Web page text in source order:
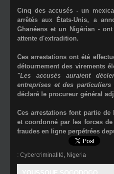
Cinq des accusés - un
arrêtés aux États-Unis, a
Ghanéens et un Nigérian -
attente d'extradition.
Ces arrestations ont été
détournement des virements
"Les accusés auraient
entreprises et des
déclaré le procureur général
Ces arrestations font partie de
et coordonné par les forces
fraudes en ligne perpétrées
: Cybercriminalité, Nigeria